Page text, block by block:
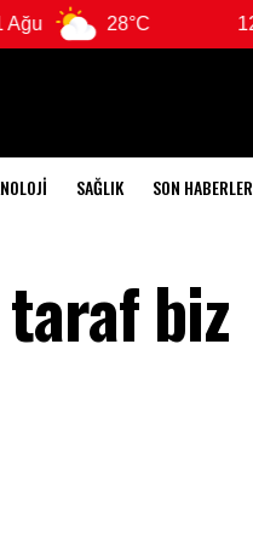
28°C 12 Ağu
SAĞLIK SON HABERLER
biz